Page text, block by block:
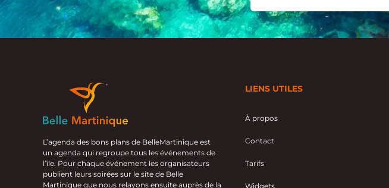
L’agenda des bons plans de BelleMartinique est
un agenda qui regroupe tous les événements de
l’île. Pour chaque événement les organisateurs
publient leurs soirées sur le site de Belle
Martinique que nous relayons ensuite auprès de la
LIENS UTILES
À propos
Contact
Tarifs
Widgets